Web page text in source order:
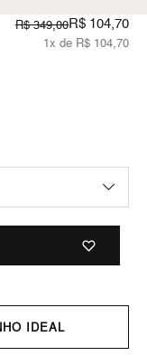
R$ 349,00R$ 104,70
1x de R$ 104,70
IDEAL